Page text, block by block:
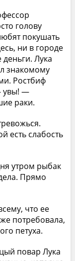
голову
покушать
ни в городе
Лука
знакомому
Ростбиф
увы! —
раки.
есть слабость
утром рыбак
Прямо
что ее
потребовала,
петуха.
повар Лука